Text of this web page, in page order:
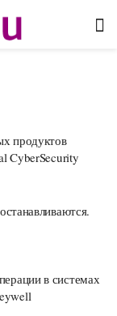
продуктов
CyberSecurity
в системах